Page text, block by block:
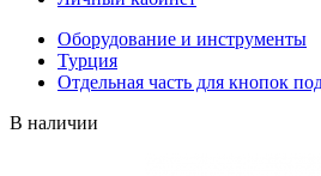
Оборудование и инструменты
Турция
Отдельная часть для кнопок
В наличии